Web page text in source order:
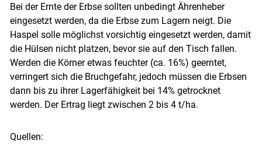
Bei der Ernte der Erbse sollten unbedingt Ährenheber
eingesetzt werden, da die Erbse zum Lagern neigt. Die
Haspel solle möglichst vorsichtig eingesetzt werden, damit
die Hülsen nicht platzen, bevor sie auf den Tisch fallen.
Werden die Körner etwas feuchter (ca. 16%) geerntet,
verringert sich die Bruchgefahr, jedoch müssen die Erbsen
dann bis zu ihrer Lagerfähigkeit bei 14% getrocknet
werden. Der Ertrag liegt zwischen 2 bis 4 t/ha.
Quellen: